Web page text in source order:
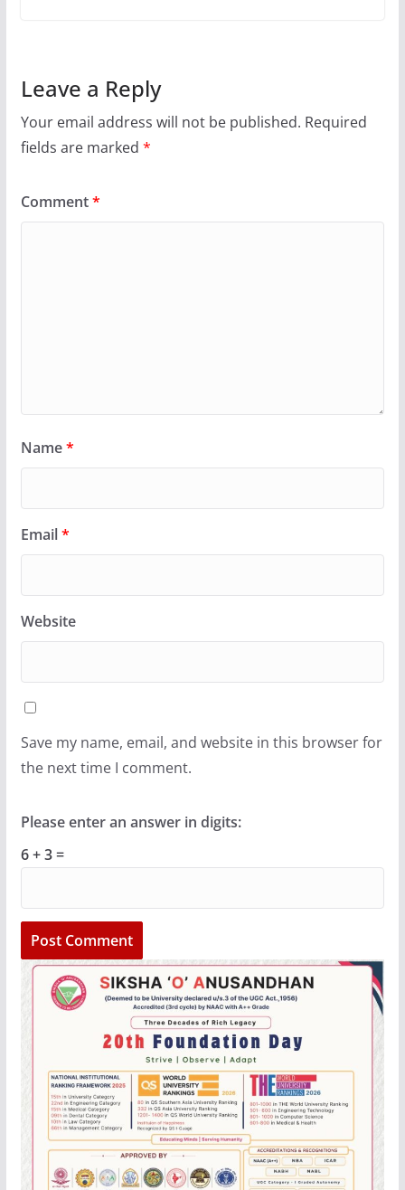
Leave a Reply
Your email address will not be published. Required
fields are marked *
Comment*
Name*
Email*
Website
Save my name, email, and website in this browser for
the next time I comment.
Please enter an answer in digits:
6 + 3 =